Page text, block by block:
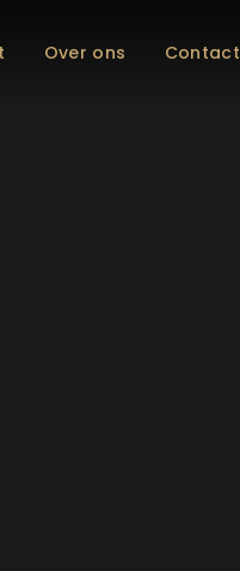
Over ons Contact